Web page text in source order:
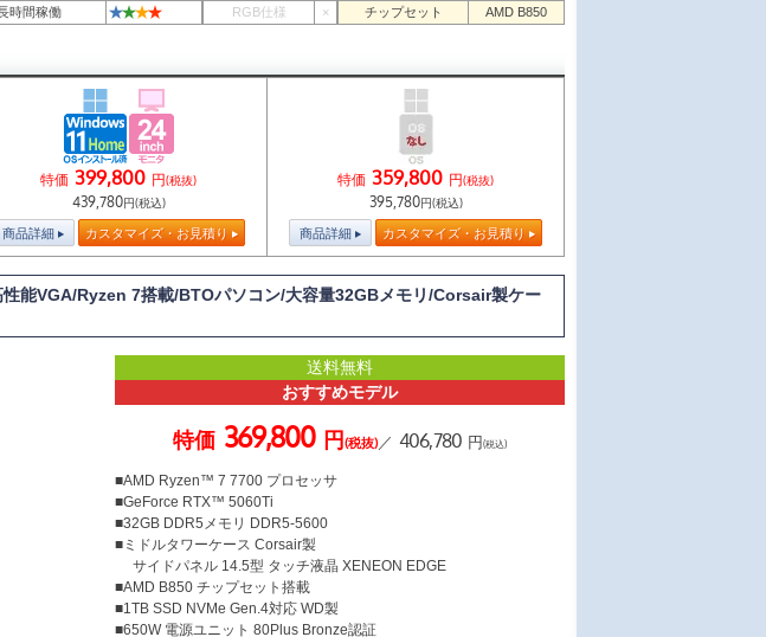
時間稼働 ★★★★ RGB仕様 × チップセット AMD B850
特価 399,800 円(税抜)
439,780円(税込)
商品詳細 カスタマイズ・お見積り
特価 359,800 円(税抜)
395,780円(税込)
商品詳細 カスタマイズ・お見積り
能VGA/Ryzen 7搭載/BTOパソコン/大容量32GBメモリ/Corsair製ケー
送料無料
おすすめモデル
特価 369,800 円(税抜)／ 406,780 円(税込)
■AMD Ryzen™ 7 7700 プロセッサ
■GeForce RTX™ 5060Ti
■32GB DDR5メモリ DDR5-5600
■ミドルタワーケース Corsair製
サイドパネル 14.5型 タッチ液晶 XENEON EDGE
■AMD B850 チップセット搭載
■1TB SSD NVMe Gen.4対応 WD製
■650W 電源ユニット 80Plus Bronze認証